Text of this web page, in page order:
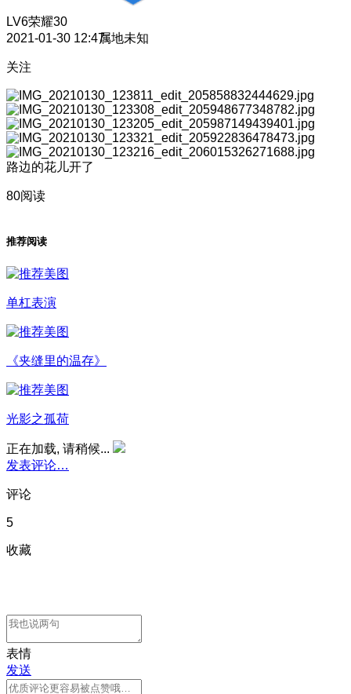
LV6荣耀30
2021-01-30 12:47属地未知
关注
路边的花儿开了
80阅读
推荐阅读
单杠表演
《夹缝里的温存》
光影之孤荷
正在加载, 请稍候...
发表评论…
评论
5
收藏
表情
发送